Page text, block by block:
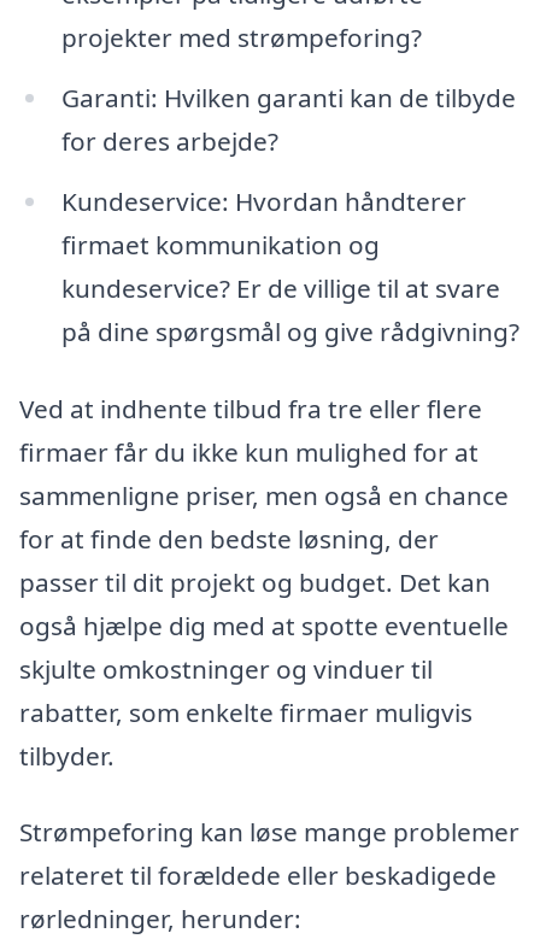
projekter med strømpeforing?
Garanti: Hvilken garanti kan de tilbyde
for deres arbejde?
Kundeservice: Hvordan håndterer
firmaet kommunikation og
kundeservice? Er de villige til at svare
på dine spørgsmål og give rådgivning?
Ved at indhente tilbud fra tre eller flere
firmaer får du ikke kun mulighed for at
sammenligne priser, men også en chance
for at finde den bedste løsning, der
passer til dit projekt og budget. Det kan
også hjælpe dig med at spotte eventuelle
skjulte omkostninger og vinduer til
rabatter, som enkelte firmaer muligvis
tilbyder.
Strømpeforing kan løse mange problemer
relateret til forældede eller beskadigede
rørledninger, herunder: